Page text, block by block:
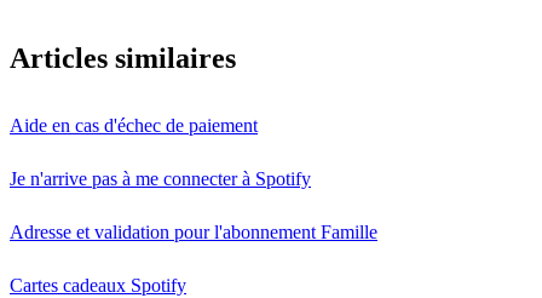
Articles similaires
Aide en cas d'échec de paiement
Je n'arrive pas à me connecter à Spotify
Adresse et validation pour l'abonnement Famille
Cartes cadeaux Spotify